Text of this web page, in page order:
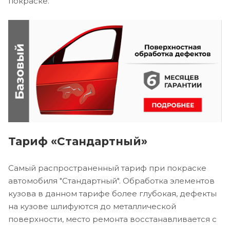
Тариф «Стандартный»
Самый распространенный тариф при покраске
автомобиля "Стандартный". Обработка элементов
кузова в данном тарифе более глубокая, дефекты
на кузове шлифуются до металлической
поверхности, место ремонта восстанавливается с